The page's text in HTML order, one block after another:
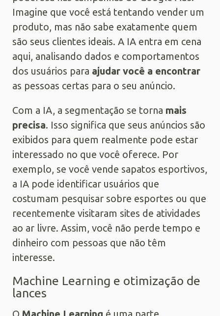
Imagine que você está tentando vender um
produto, mas não sabe exatamente quem
são seus clientes ideais. A IA entra em cena
aqui, analisando dados e comportamentos
dos usuários para ajudar você a encontrar
as pessoas certas para o seu anúncio.
Com a IA, a segmentação se torna mais
precisa. Isso significa que seus anúncios são
exibidos para quem realmente pode estar
interessado no que você oferece. Por
exemplo, se você vende sapatos esportivos,
a IA pode identificar usuários que
costumam pesquisar sobre esportes ou que
recentemente visitaram sites de atividades
ao ar livre. Assim, você não perde tempo e
dinheiro com pessoas que não têm
interesse.
Machine Learning e otimização de
lances
O Machine Learning é uma parte